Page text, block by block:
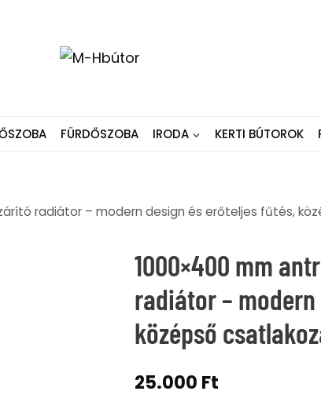
FÜRDŐSZOBA IRODA KERTI BÚTOROK
radiátor – modern design és erőteljes fűtés,
1000×400 mm
radiátor –
középső
25.000 Ft